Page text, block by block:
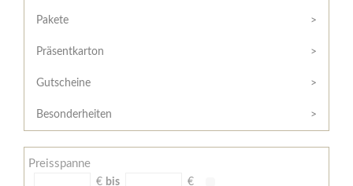
/
Widerrufsformular
AGB
Zahlungsbedingungen
Meine
Pakete
Präsentkarton
Gutscheine
Besonderheiten
Preisspanne
€ bis €